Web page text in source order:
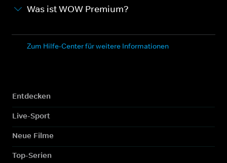
Was ist WOW Premium?
Zum Hilfe-Center für weitere Informationen
Entdecken
Live-Sport
Neue Filme
Top-Serien